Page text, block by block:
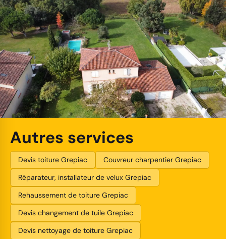
Autres services
Devis toiture Grepiac
Couvreur charpentier Grepiac
Réparateur, installateur de velux Grepiac
Rehaussement de toiture Grepiac
Devis changement de tuile Grepiac
Devis nettoyage de toiture Grepiac